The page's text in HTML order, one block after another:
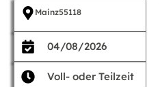
Mainz55118
04/08/2026
Voll- oder Teilzeit